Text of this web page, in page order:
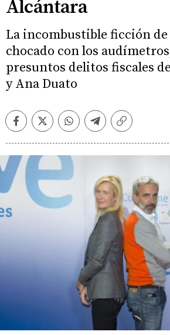
Alcántara
La incombustible ficción de
chocado con los
presuntos delitos fiscales
y Ana Duato
FacebookTwitterWhatsappTelegramCopiar